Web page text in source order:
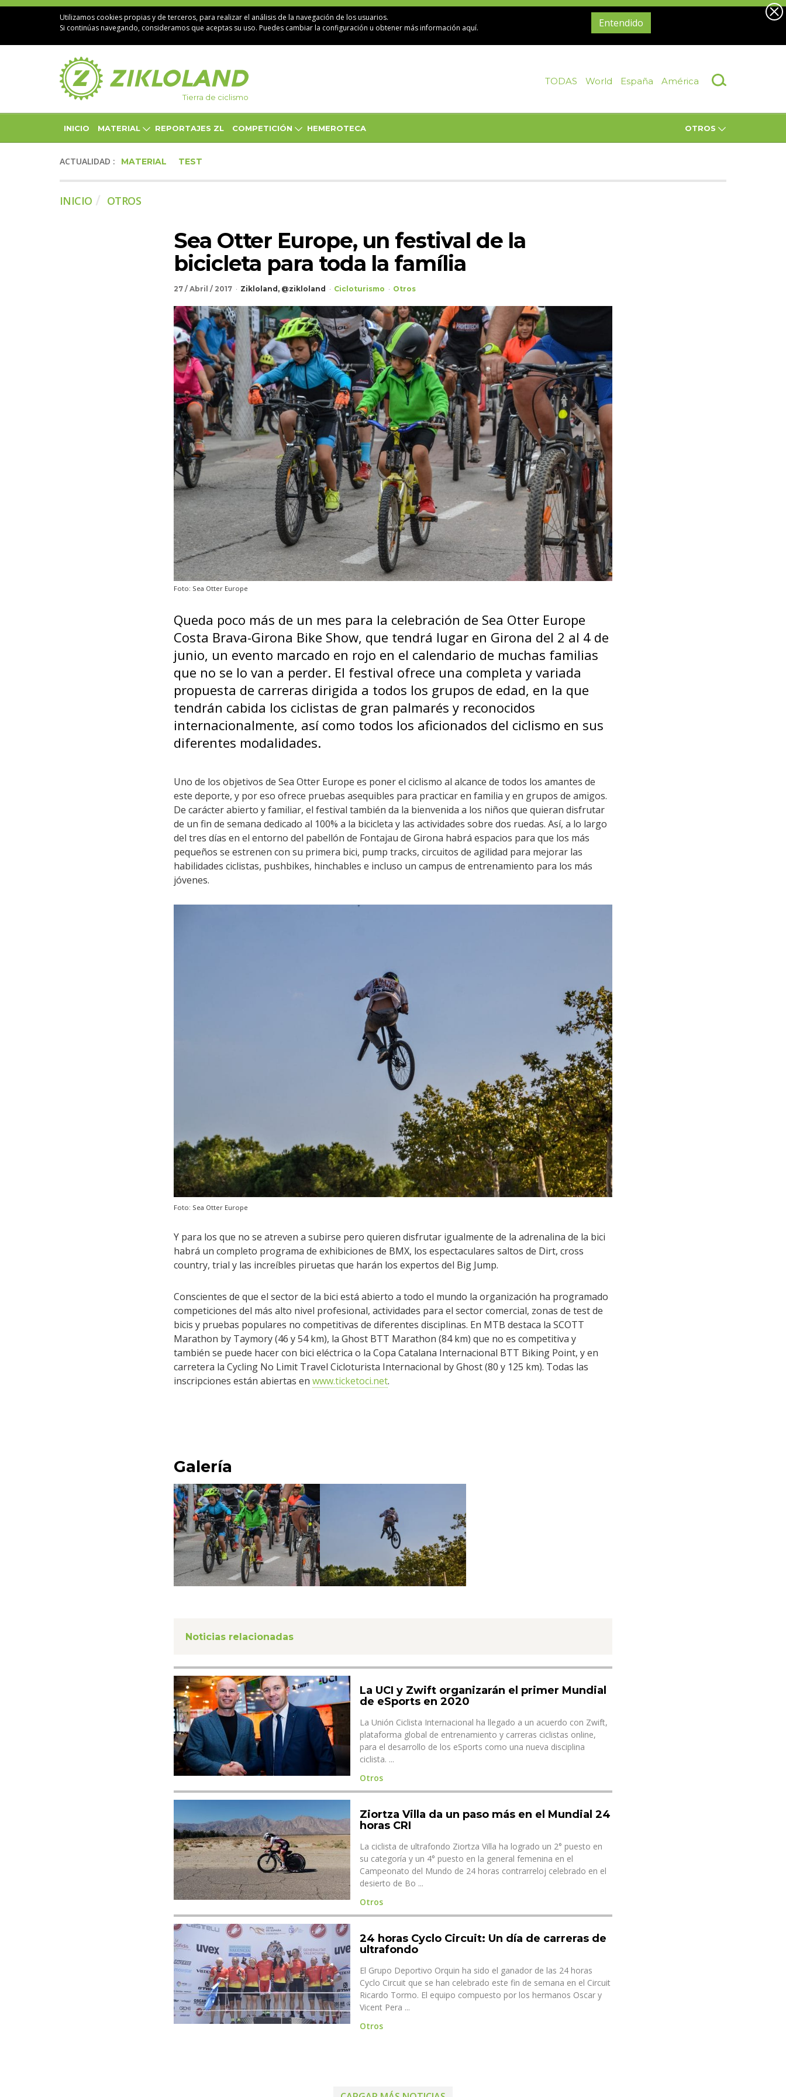
Utilizamos cookies propias y de terceros, para realizar el análisis de la navegación de los usuarios.
Si continúas navegando, consideramos que aceptas su uso. Puedes cambiar la configuración u obtenermás información aquí. Entendido
Tierra de ciclismo
TODAS World España América
INICIO MATERIAL REPORTAJES ZL COMPETICIÓN HEMEROTECA OTROS
ACTUALIDAD : MATERIAL TEST
INICIO OTROS
Sea Otter Europe, un festival de la
bicicleta para toda la família
27 / Abril / 2017 Zikloland, @zikloland Cicloturismo Otros
Foto: Sea Otter Europe
Queda poco más de un mes para la celebración de Sea Otter Europe
Costa Brava-Girona Bike Show, que tendrá lugar en Girona del 2 al 4 de
junio, un evento marcado en rojo en el calendario de muchas familias
que no se lo van a perder. El festival ofrece una completa y variada
propuesta de carreras dirigida a todos los grupos de edad, en la que
tendrán cabida los ciclistas de gran palmarés y reconocidos
internacionalmente, así como todos los aficionados del ciclismo en sus
diferentes modalidades.
Uno de los objetivos de Sea Otter Europe es poner el ciclismo al alcance de todos los amantes de
este deporte, y por eso ofrece pruebas asequibles para practicar en familia y en grupos de amigos.
De carácter abierto y familiar, el festival también da la bienvenida a los niños que quieran disfrutar
de un fin de semana dedicado al 100% a la bicicleta y las actividades sobre dos ruedas. Así, a lo largo
del tres días en el entorno del pabellón de Fontajau de Girona habrá espacios para que los más
pequeños se estrenen con su primera bici, pump tracks, circuitos de agilidad para mejorar las
habilidades ciclistas, pushbikes, hinchables e incluso un campus de entrenamiento para los más
jóvenes.
Foto: Sea Otter Europe
Y para los que no se atreven a subirse pero quieren disfrutar igualmente de la adrenalina de la bici
habrá un completo programa de exhibiciones de BMX, los espectaculares saltos de Dirt, cross
country, trial y las increíbles piruetas que harán los expertos del Big Jump.
Conscientes de que el sector de la bici está abierto a todo el mundo la organización ha programado
competiciones del más alto nivel profesional, actividades para el sector comercial, zonas de test de
bicis y pruebas populares no competitivas de diferentes disciplinas. En MTB destaca la SCOTT
Marathon by Taymory (46 y 54 km), la Ghost BTT Marathon (84 km) que no es competitiva y
también se puede hacer con bici eléctrica o la Copa Catalana Internacional BTT Biking Point, y en
carretera la Cycling No Limit Travel Cicloturista Internacional by Ghost (80 y 125 km). Todas las
inscripciones están abiertas en www.ticketoci.net.
Galería
Noticias relacionadas
La UCI y Zwift organizarán el primer Mundial
de eSports en 2020
La Unión Ciclista Internacional ha llegado a un acuerdo con Zwift,
plataforma global de entrenamiento y carreras ciclistas online,
para el desarrollo de los eSports como una nueva disciplina
ciclista. ...
Otros
Ziortza Villa da un paso más en el Mundial 24
horas CRI
La ciclista de ultrafondo Ziortza Villa ha logrado un 2° puesto en
su categoría y un 4° puesto en la general femenina en el
Campeonato del Mundo de 24 horas contrarreloj celebrado en el
desierto de Bo ...
Otros
24 horas Cyclo Circuit: Un día de carreras de
ultrafondo
El Grupo Deportivo Orquin ha sido el ganador de las 24 horas
Cyclo Circuit que se han celebrado este fin de semana en el Circuit
Ricardo Tormo. El equipo compuesto por los hermanos Oscar y
Vicent Pera ...
Otros